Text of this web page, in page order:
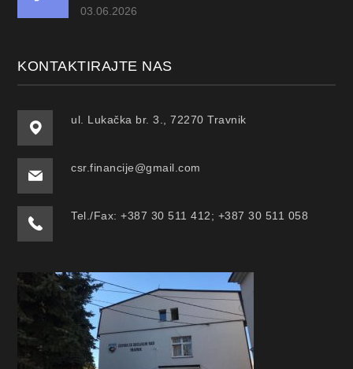
03.06.2026
KONTAKTIRAJTE NAS
ul. Lukačka br. 3., 72270 Travnik
csr.financije@gmail.com
Tel./Fax: +387 30 511 412; +387 30 511 058